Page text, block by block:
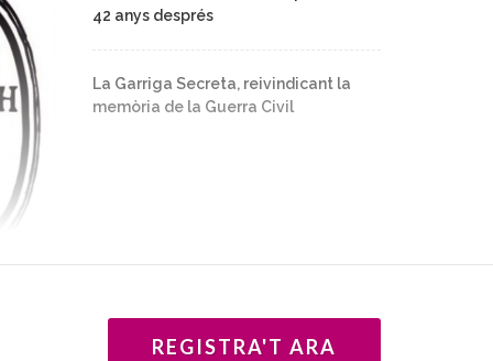
42 anys després
La Garriga Secreta, reivindicant la
memòria de la Guerra Civil
REGISTRA'T ARA